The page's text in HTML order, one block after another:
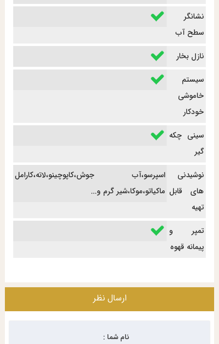
نشانگر
سطح آب
نازل بخار
سیستم
خاموشی
خودکار
سینی چکه
گیر
نوشیدنی
های قابل
تهیه
اسپرسو،آب جوش،کاپوچینو،لاته،کارامل
ماکیاتو،موکا،شیر گرم و...
تمپر و
پیمانه قهوه
ارسال نظر
نام شما :